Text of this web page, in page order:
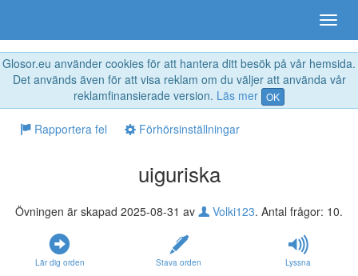
Glosor.eu använder cookies för att hantera ditt besök på vår hemsida.
Det används även för att visa reklam om du väljer att använda vår
reklamfinansierade version. Läs mer OK
Rapportera fel Förhörsinställningar
uiguriska
Övningen är skapad 2025-08-31 av Volki123. Antal frågor: 10.
Lär dig orden Stava orden Lyssna